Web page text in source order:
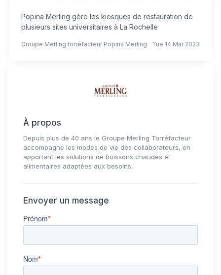
Popina Merling gère les kiosques de restauration de
plusieurs sites universitaires à La Rochelle
Groupe Merling torréfacteur Popina Merling Tue 14 Mar 2023
À propos
Depuis plus de 40 ans le Groupe Merling Torréfacteur
accompagne les modes de vie des collaborateurs, en
apportant les solutions de boissons chaudes et
alimentaires adaptées aux besoins.
Envoyer un message